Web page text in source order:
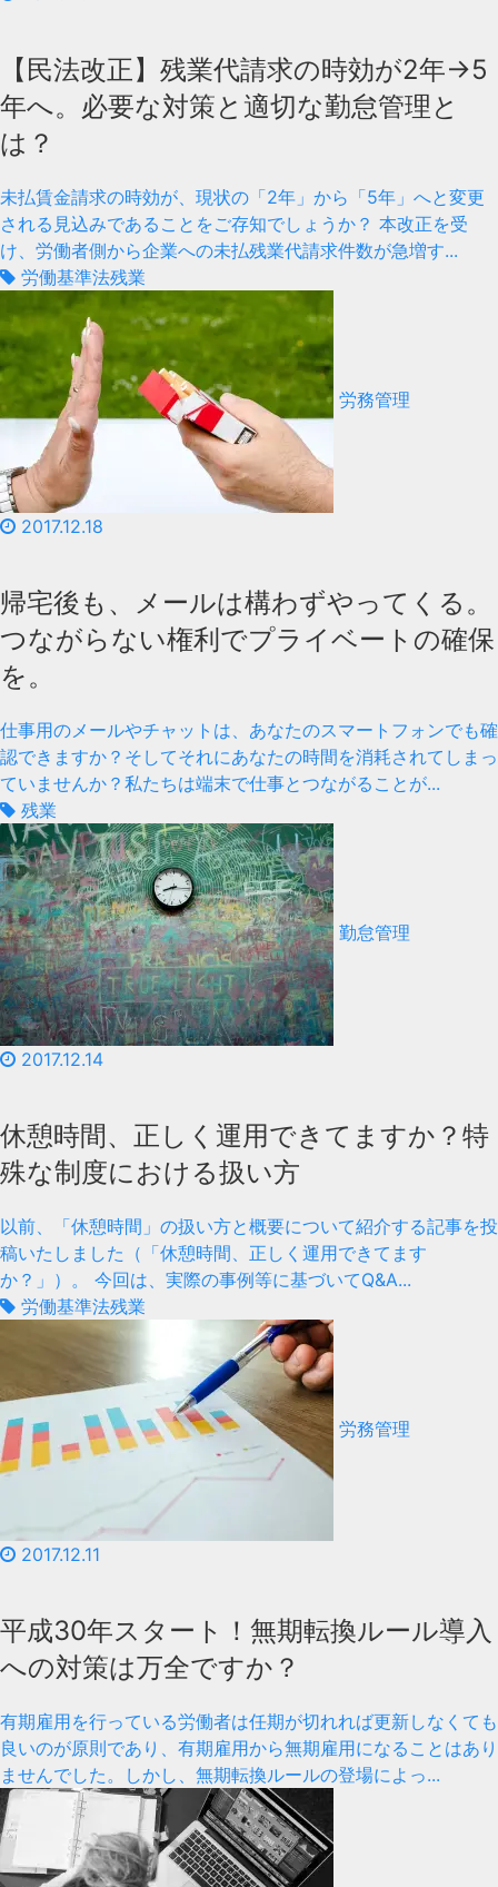
【民法改正】残業代請求の時効が2年→5
年へ。必要な対策と適切な勤怠管理と
は？
未払賃金請求の時効が、現状の「2年」から「5年」へと変更
される見込みであることをご存知でしょうか？ 本改正を受
け、労働者側から企業への未払残業代請求件数が急増す...
労働基準法残業
労務管理
2017.12.18
帰宅後も、メールは構わずやってくる。
つながらない権利でプライベートの確保
を。
仕事用のメールやチャットは、あなたのスマートフォンでも確
認できますか？そしてそれにあなたの時間を消耗されてしまっ
ていませんか？私たちは端末で仕事とつながることが...
残業
勤怠管理
2017.12.14
休憩時間、正しく運用できてますか？特
殊な制度における扱い方
以前、「休憩時間」の扱い方と概要について紹介する記事を投
稿いたしました（「休憩時間、正しく運用できてます
か？」）。 今回は、実際の事例等に基づいてQ&A...
労働基準法残業
労務管理
2017.12.11
平成30年スタート！無期転換ルール導入
への対策は万全ですか？
有期雇用を行っている労働者は任期が切れれば更新しなくても
良いのが原則であり、有期雇用から無期雇用になることはあり
ませんでした。しかし、無期転換ルールの登場によっ...